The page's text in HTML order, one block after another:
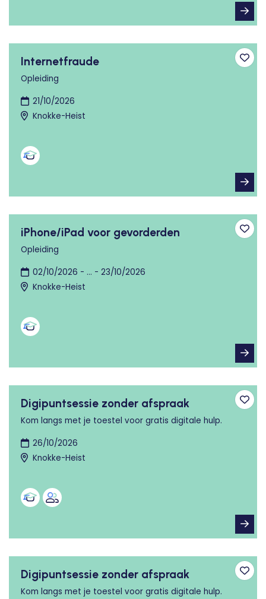
Internetfraude
Opleiding
21/10/2026
Knokke-Heist
iPhone/iPad voor gevorderden
Opleiding
02/10/2026 - ... - 23/10/2026
Knokke-Heist
Digipuntsessie zonder afspraak
Kom langs met je toestel voor gratis digitale hulp.
26/10/2026
Knokke-Heist
Digipuntsessie zonder afspraak
Kom langs met je toestel voor gratis digitale hulp.